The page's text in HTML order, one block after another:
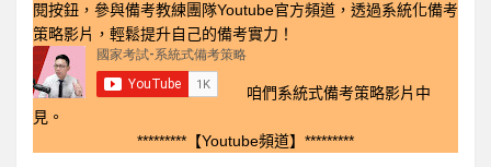
閱按鈕，參與備考教練團隊Youtube官方頻道，透過系統化備考
策略影片，輕鬆提升自己的備考實力！
咱們系統式備考策略影片中
見。
*********【Youtube頻道】*********